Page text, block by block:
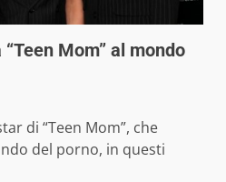
Mom” al mondo
di “Teen Mom”, che
del porno, in questi